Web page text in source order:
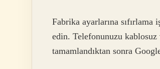
Fabrika ayarlarına
edin. Telefonunuzu kablosuz
tamamlandıktan sonra